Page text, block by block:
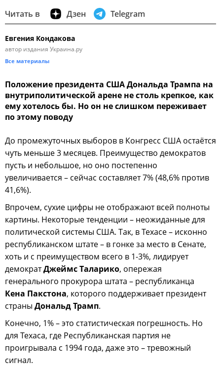
Читать в Дзен Telegram
Евгения Кондакова
автор издания Украина.ру
Все материалы
Положение президента США Дональда Трампа на
внутриполитической арене не столь крепкое, как
ему хотелось бы. Но он не слишком переживает
по этому поводу
До промежуточных выборов в Конгресс США остаётся
чуть меньше 3 месяцев. Преимущество демократов
пусть и небольшое, но оно постепенно
увеличивается – сейчас составляет 7% (48,6% против
41,6%).
Впрочем, сухие цифры не отображают всей полноты
картины. Некоторые тенденции – неожиданные для
политической системы США. Так, в Техасе – исконно
республиканском штате – в гонке за место в Сенате,
хоть и с преимуществом всего в 1-3%, лидирует
демократДжеймс Таларико, опережая
генерального прокурора штата – республиканца
Кена Пакстона, которого поддерживает президент
страны Дональд Трамп.
Конечно, 1% – это статистическая погрешность. Но
для Техаса, где Республиканская партия не
проигрывала с 1994 года, даже это – тревожный
сигнал.